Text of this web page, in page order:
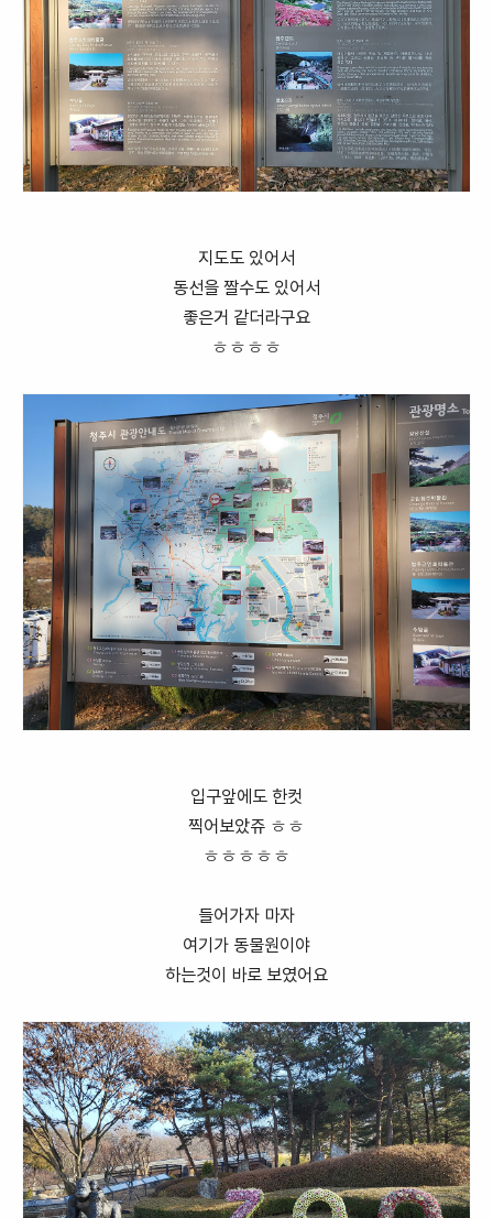
지도도 있어서
동선을 짤수도 있어서
좋은거 같더라구요
ㅎㅎㅎㅎ
입구앞에도 한컷
찍어보았쥬 ㅎㅎ
ㅎㅎㅎㅎㅎ
들어가자 마자
여기가 동물원이야
하는것이 바로 보였어요